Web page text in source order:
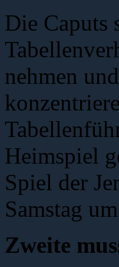
Die Caputs
nehmen
Heimspiel
Spiel der
Samstag
Zweite